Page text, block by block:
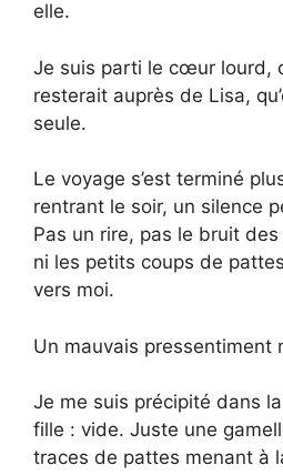
elle.
Je suis parti le cœur lourd,
resterait auprès de Lisa,
seule.
Le voyage s’est terminé
rentrant le soir, un silence
Pas un rire, pas le bruit
ni les petits coups de
vers moi.
Un mauvais pressentiment
Je me suis précipité dans
fille : vide. Juste une
traces de pattes menant à